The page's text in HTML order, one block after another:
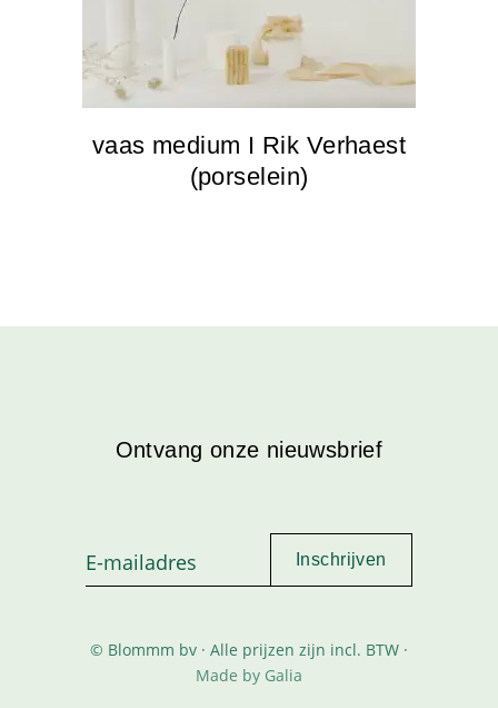
vaas medium I Rik Verhaest
(porselein)
Ontvang onze nieuwsbrief
© Blommm bv · Alle prijzen zijn incl. BTW ·
Made by Galia